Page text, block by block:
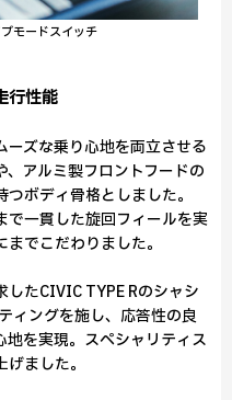
モードスイッチ
行性能
ズな乗り心地を両立させる
アルミ製フロントフードの
ボディ骨格としました。
一貫した旋回フィールを実
でこだわりました。
たCIVIC TYPE Rのシャシ
ィングを施し、応答性の良
を実現。スペシャリティス
ました。